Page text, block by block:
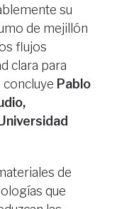
su
de mejillón
flujos
clara para
concluye Pablo
de
que